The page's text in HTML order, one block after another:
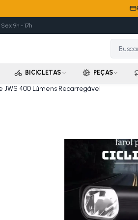
9h - 17h
BICICLETAS PEÇAS
JWS 400 Lúmens Recarregável